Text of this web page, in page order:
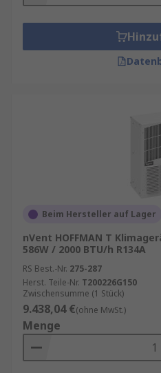
Beim Hersteller auf Lager
nVent HOFFMAN T
586W / 2000 BTU/h R134A
RS Best.-Nr. 275-287
Herst. Teile-Nr. T200226G150
Zwischensumme (1 Stück)
9.438,04 €(ohne MwSt.)
Menge